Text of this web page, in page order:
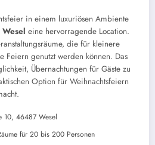
in einem luxuriösen Ambiente
eine hervorragende Location.
die für kleinere
Feiern genutzt werden können. Das
Übernachtungen für Gäste zu
Option für Weihnachtsfeiern
10, 46487 Wesel
für 20 bis 200 Personen